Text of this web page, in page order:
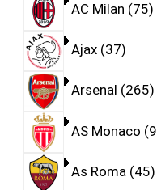
AC Milan 75
Ajax 37
Arsenal 265
AS Monaco 9
As Roma 45